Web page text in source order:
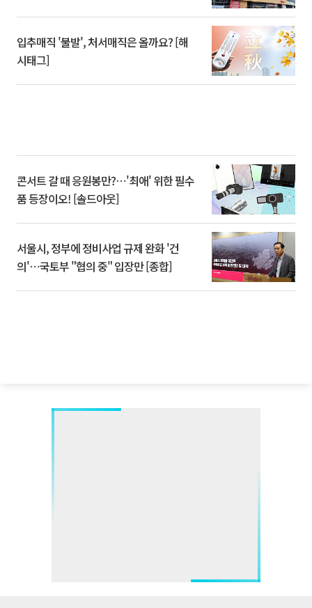
입추매직 '불발', 처서매직은 올까요? [해
시태그]
콘서트 갈 때 응원봉만?⋯'최애' 위한 필수
품 등장이오! [솔드아웃]
서울시, 정부에 정비사업 규제 완화 '건
의'⋯국토부 "협의 중" 입장만 [종합]